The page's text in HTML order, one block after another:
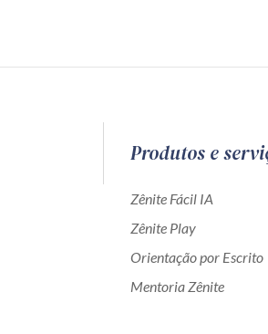
Produtos e
Zênite Fácil IA
Zênite Play
Orientação por Escrito
Mentoria Zênite